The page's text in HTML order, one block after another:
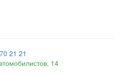
21 21
14